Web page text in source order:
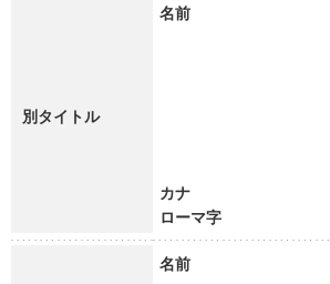
別タイトル
名前
カナ
ローマ字
名前